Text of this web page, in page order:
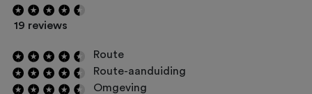
19 reviews
Route
Route-aanduiding
Omgeving